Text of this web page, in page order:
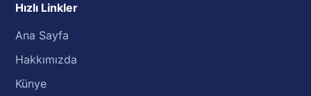
Hızlı Linkler
Ana Sayfa
Hakkımızda
Künye